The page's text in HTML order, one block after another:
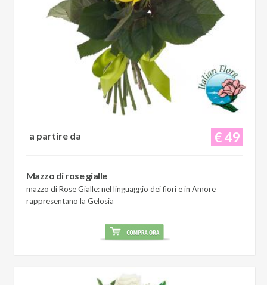
€ 49
a partire da
Mazzo di rose gialle
mazzo di Rose Gialle: nel linguaggio dei fiori e in Amore
rappresentano la Gelosia